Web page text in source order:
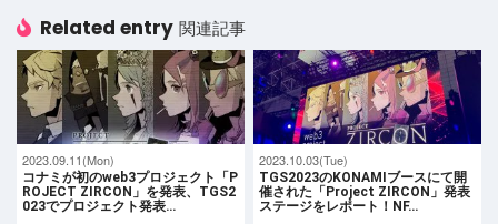
Related entry 関連記事
2023.09.11(Mon)
コナミが初のweb3プロジェクト「P
ROJECT ZIRCON」を発表、TGS2
023でプロジェクト発表…
2023.10.03(Tue)
TGS2023のKONAMIブースにて開
催された「Project ZIRCON」発表
ステージをレポート！NF…